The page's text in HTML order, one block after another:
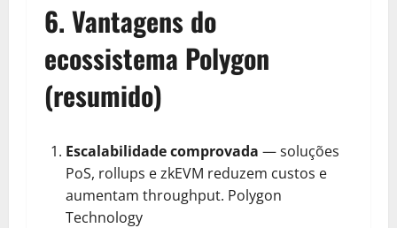
6. Vantagens do
ecossistema Polygon
(resumido)
Escalabilidade comprovada — soluções
PoS, rollups e zkEVM reduzem custos e
aumentam throughput. Polygon
Technology